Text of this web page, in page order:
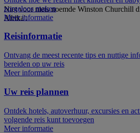
Niet voor niets noemde Winston Churchill
Afrika'.
zorgeloos maken
Meer informatie
Reisinformatie
Ontvang de meest recente tips en nuttige
bereiden op uw reis
Meer informatie
Uw reis plannen
Ontdek hotels, autoverhuur, excursies en
volgende reis kunt toevoegen
Meer informatie